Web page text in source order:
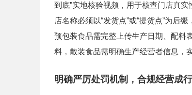
到底”实地核验视频，用于核查门店真
店名称必须以“发货点”或“提货点”为后
预包装食品需完整上传生产日期、配料
料，散装食品需明确生产经营者信息，
明确严厉处罚机制，合规经营成